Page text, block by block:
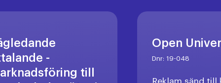
-
till
Open
Dnr: 19-048
Reklam sänd till